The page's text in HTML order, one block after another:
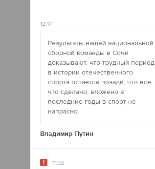
12:17
Результаты нашей национальной
сборной команды в Сочи
доказывают, что трудный период
в истории отечественного
спорта остается позади, что все,
что сделано, вложено в
последние годы в спорт не
напрасно.
Владимир Путин
11:02